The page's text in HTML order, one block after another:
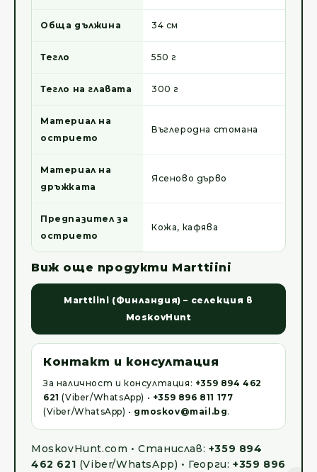
Обща дължина 34 см
Тегло 550 г
Тегло на главата 300 г
Материал на
острието
Въглеродна стомана
Материал на
дръжката
Ясеново дърво
Предпазител за
острието
Кожа, кафява
Виж още продукти Marttiini
Marttiini (Финландия) – селекция в
MoskovHunt
Контакт и консултация
За наличност и консултация: +359 894 462
621 (Viber/WhatsApp) • +359 896 811 177
(Viber/WhatsApp) • gmoskov@mail.bg.
MoskovHunt.com • Станислав: +359 894
462 621 (Viber/WhatsApp) • Георги:+359 896